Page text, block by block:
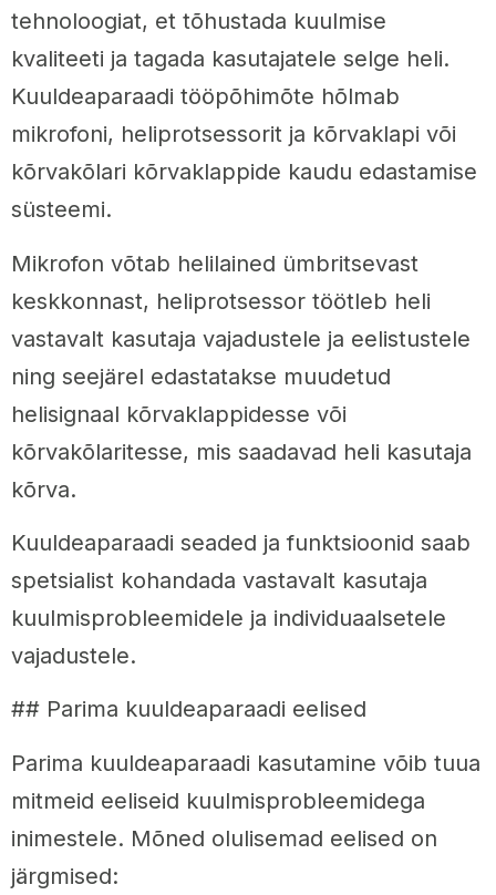
tehnoloogiat, et tõhustada kuulmise
kvaliteeti ja tagada kasutajatele selge heli.
Kuuldeaparaadi tööpõhimõte hõlmab
mikrofoni, heliprotsessorit ja kõrvaklapi või
kõrvakõlari kõrvaklappide kaudu edastamise
süsteemi.
Mikrofon võtab helilained ümbritsevast
keskkonnast, heliprotsessor töötleb heli
vastavalt kasutaja vajadustele ja eelistustele
ning seejärel edastatakse muudetud
helisignaal kõrvaklappidesse või
kõrvakõlaritesse, mis saadavad heli kasutaja
kõrva.
Kuuldeaparaadi seaded ja funktsioonid saab
spetsialist kohandada vastavalt kasutaja
kuulmisprobleemidele ja individuaalsetele
vajadustele.
## Parima kuuldeaparaadi eelised
Parima kuuldeaparaadi kasutamine võib tuua
mitmeid eeliseid kuulmisprobleemidega
inimestele. Mõned olulisemad eelised on
järgmised: